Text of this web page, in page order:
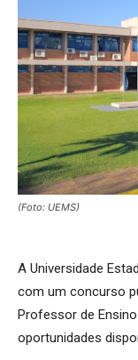
(Foto: UEMS)
A Universidade
com um concurso
Professor de
oportunidades